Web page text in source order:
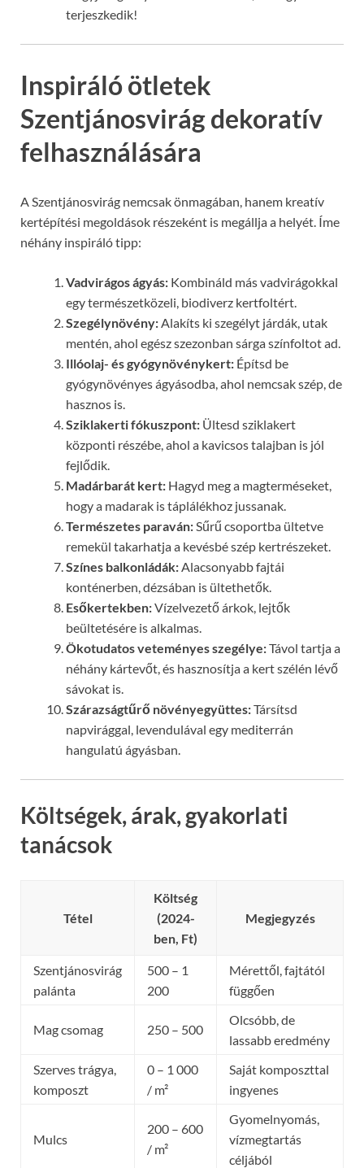
terjeszkedik!
Inspiráló ötletek
Szentjánosvirág dekoratív
felhasználására
A Szentjánosvirág nemcsak önmagában, hanem kreatív
kertépítési megoldások részeként is megállja a helyét. Íme
néhány inspiráló tipp:
Vadvirágos ágyás: Kombináld más vadvirágokkal
egy természetközeli, biodiverz kertfoltért.
Szegélynövény:Alakíts ki szegélyt járdák, utak
mentén, ahol egész szezonban sárga színfoltot ad.
Illóolaj- és gyógynövénykert: Építsd be
gyógynövényes ágyásodba, ahol nemcsak szép, de
hasznos is.
Sziklakerti fókuszpont: Ültesd sziklakert
központi részébe, ahol a kavicsos talajban is jól
fejlődik.
Madárbarát kert: Hagyd meg a magterméseket,
hogy a madarak is táplálékhoz jussanak.
Természetes paraván:Sűrű csoportba ültetve
remekül takarhatja a kevésbé szép kertrészeket.
Színes balkonládák:Alacsonyabb fajtái
konténerben, dézsában is ültethetők.
Esőkertekben:Vízelvezető árkok, lejtők
beültetésére is alkalmas.
Ökotudatos veteményes szegélye:Távol tartja a
néhány kártevőt, és hasznosítja a kert szélén lévő
sávokat is.
Szárazságtűrő növényegyüttes:Társítsd
napvirággal, levendulával egy mediterrán
hangulatú ágyásban.
Költségek, árak, gyakorlati
tanácsok
Tétel
Költség
(2024-
ben, Ft)
Megjegyzés
Szentjánosvirág
palánta
500 – 1
200
Mérettől, fajtától
függően
Mag csomag 250 – 500
Olcsóbb, de
lassabb eredmény
Szerves trágya,
komposzt
0 – 1 000
/ m²
Saját komposzttal
ingyenes
Mulcs
200 – 600
/ m²
Gyomelnyomás,
vízmegtartás
céljából